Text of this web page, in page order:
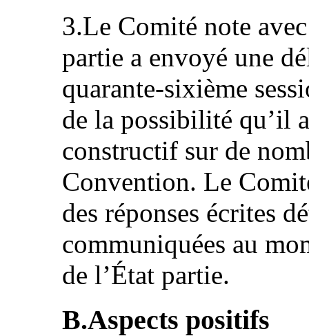
3.Le Comité note
partie a envoyé une
quarante-sixième
de la possibilité qu’il
constructif sur de
Convention. Le
des réponses écrites
communiquées au
de l’État partie.
B.Aspects positifs